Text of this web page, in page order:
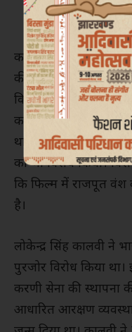
कालवी के नेतृत्व में
की फिल्म ‘जोधा
विरोध हुआ। एकता कपूर
करते हुए जयपुर के
था। वर्ष 2018 में करणी
का भी विरोध किया।
कि फिल्म में राजपूत वंश
है।
लोकेन्द्र सिंह कालवी ने
पुरजोर विरोध किया
करणी सेना की स्थापना
आधारित आरक्षण